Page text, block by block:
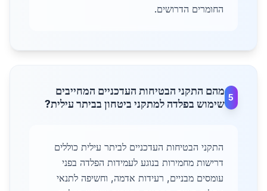
החומרים הדרושים.
5
מהם התקני הבטיחות העדכניים המחייבים
שימוש בפלדה למתקני ביטחון בביתר עילית?
התקני הבטיחות העדכניים לביתר עילית כוללים
דרישות מחמירות בנוגע לעמידות הפלדה בפני
עומסים מבניים, רעידות אדמה, וחשיפה לתנאי